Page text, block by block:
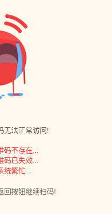
无法正常访问!
码不存在...
码已失效...
统繁忙...
回按钮继续扫码!